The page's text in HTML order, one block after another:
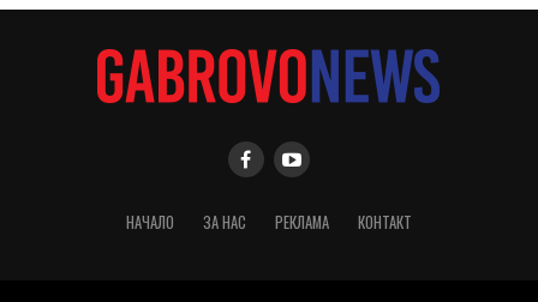
НАЧАЛО ЗА НАС РЕКЛАМА КОНТАКТ